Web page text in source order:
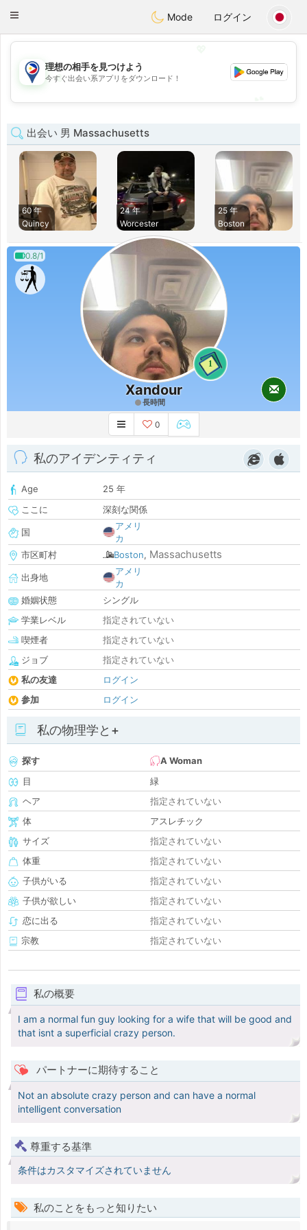
PhilippinesChat
Toggle
Mode ログイン
💖
💕
理想の相手を見つけよう
今すぐ出会い系アプリをダウンロード！
出会い 男 Massachusetts
60 年
Quincy
24 年
Worcester
25 年
Boston
0.8/1
1
Xandour
長時間
0
私のアイデンティティ
Age
25 年
ここに
深刻な関係
国
アメリ
カ
市区町村
Boston, Massachusetts
出身地
アメリ
カ
婚姻状態
シングル
学業レベル
指定されていない
喫煙者
指定されていない
ジョブ
指定されていない
私の友達
ログイン
参加
ログイン
私の物理学と+
探す
A Woman
目
緑
ヘア
指定されていない
体
アスレチック
サイズ
指定されていない
体重
指定されていない
子供がいる
指定されていない
子供が欲しい
指定されていない
恋に出る
指定されていない
宗教
指定されていない
私の概要
I am a normal fun guy looking for a wife that will be good and
that isnt a superficial crazy person.
パートナーに期待すること
Not an absolute crazy person and can have a normal
intelligent conversation
尊重する基準
条件はカスタマイズされていません
私のことをもっと知りたい